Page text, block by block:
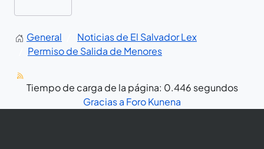
General
Noticias de El Salvador Lex
Permiso de Salida de Menores
Tiempo de carga de la página: 0.446 segundos
Gracias a Foro Kunena